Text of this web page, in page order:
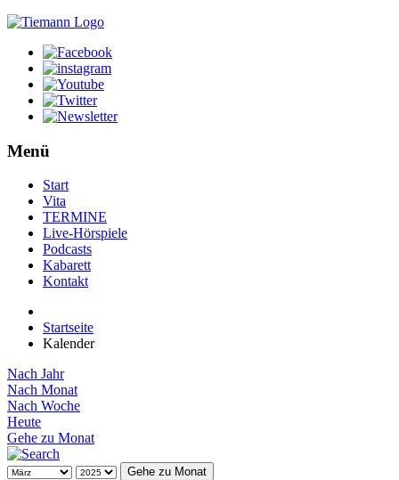
Menü
Start
Vita
TERMINE
Live-Hörspiele
Podcasts
Kabarett
Kontakt
Startseite
Kalender
Nach Jahr
Nach Monat
Nach Woche
Heute
Gehe zu Monat
Gehe zu Monat